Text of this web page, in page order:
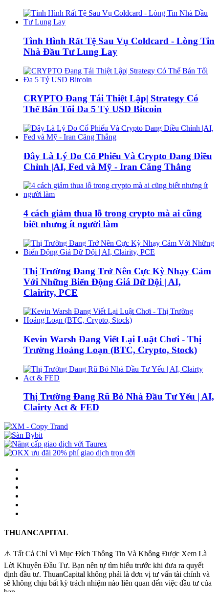
Tình Hình Rất Tệ Sau Vụ Coldcard - Lòng Tin
Nhà Đầu Tư Lung Lay
CRYPTO Đang Tái Thiệt Lập| Strategy Có
Thể Bán Tối Đa 5 Tỷ USD Bitcoin
Đây Là Lý Do Cổ Phiếu Và Crypto Đang Điều
Chỉnh |AI, Fed và Mỹ - Iran Căng Thẳng
4 cách giảm thua lỗ trong crypto mà ai cũng
biết nhưng ít người làm
Thị Trường Đang Trở Nên Cực Kỳ Nhạy Cảm
Với Những Biến Động Giá Dữ Dội | AI,
Clairity, PCE
Kevin Warsh Đang Viết Lại Luật Chơi - Thị
Trường Hoảng Loạn (BTC, Crypto, Stock)
Thị Trường Đang Rũ Bỏ Nhà Đầu Tư Yếu | AI,
Clairty Act & FED
THUANCAPITAL
⚠️ Tất Cả Chỉ Vì Mục Đích Thông Tin Và Không Được Xem Là
Lời Khuyên Đầu Tư. Bạn nên tự tìm hiểu trước khi đưa ra quyết
định đầu tư. ThuanCapital không phải là đơn vị tư vấn tài chính và
sẽ không chịu bất kỳ trách nhiệm nào liên quan đến việc đầu tư của